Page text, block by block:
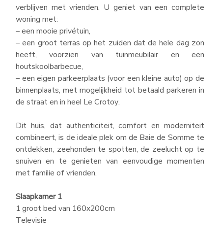
verblijven met vrienden. U geniet van een complete
woning met:
– een mooie privétuin,
– een groot terras op het zuiden dat de hele dag zon
heeft, voorzien van tuinmeubilair en een
houtskoolbarbecue,
– een eigen parkeerplaats (voor een kleine auto) op de
binnenplaats, met mogelijkheid tot betaald parkeren in
de straat en in heel Le Crotoy.
Dit huis, dat authenticiteit, comfort en moderniteit
combineert, is de ideale plek om de Baie de Somme te
ontdekken, zeehonden te spotten, de zeelucht op te
snuiven en te genieten van eenvoudige momenten
met familie of vrienden.
Slaapkamer 1
1 groot bed van 160x200cm
Televisie
stacaravan 3 slaapkamers
stacaravan 2 slaapkamers
stacaravan 1 slaapkamer
Staanplaatsen
Vaatwasser
Honden toegelaten
Bed 160
Half-overdekt terras
Spa
Barbecue
criteria wissen Sluiten
Ontvangst van groepen
STACARAVANS 4 slaapkamers
bestemde, uit 2 modules bestaande lodge met
4 slaapkamers en 3 badkamers, is de ideale
accommodatie om elkaar te treffen en samen
gezellige momenten te beleven.